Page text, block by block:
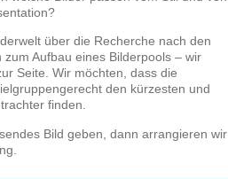
über die Recherche nach den
Aufbau eines Bilderpools – wir
Seite. Wir möchten, dass die
den kürzesten und
finden.
Bild geben, dann arrangieren wir